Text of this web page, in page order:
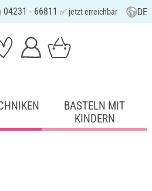
- 66811 ✅ jetzt erreichbar DE
BASTELN MIT
KINDERN